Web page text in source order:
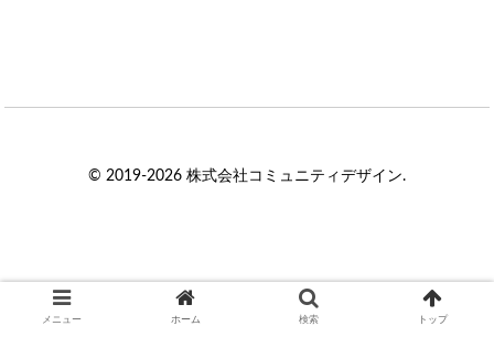
© 2019-2026 株式会社コミュニティデザイン.
メニュー ホーム 検索 トップ